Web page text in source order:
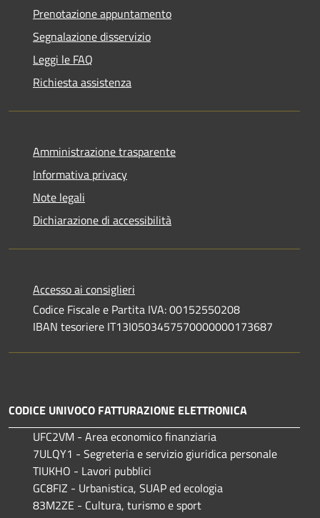
Prenotazione appuntamento
Segnalazione disservizio
Leggi le FAQ
Richiesta assistenza
Amministrazione trasparente
Informativa privacy
Note legali
Dichiarazione di accessibilità
Accesso ai consiglieri
Codice Fiscale e Partita IVA: 00152550208
IBAN tesoriere IT13I0503457570000000173687
CODICE UNIVOCO FATTURAZIONE ELETTRONICA
UFC2VM - Area economico finanziaria
7ULQY1 - Segreteria e servizio giuridica personale
TIUKHO - Lavori pubblici
GC8FIZ - Urbanistica, SUAP ed ecologia
83M2ZE - Cultura, turismo e sport